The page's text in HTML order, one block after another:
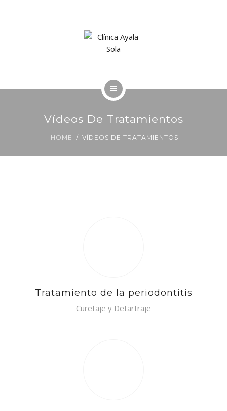
Vídeos De Tratamientos
HOME VÍDEOS DE TRATAMIENTOS
Tratamiento de la periodontitis
Curetaje y Detartraje